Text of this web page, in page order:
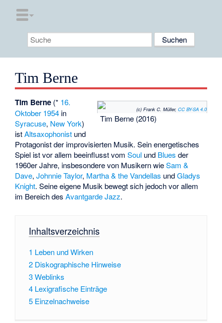
Tim Berne
(c) Frank C. Müller, CC BY-SA 4.0
Tim Berne (2016)
Tim Berne (* 16.
Oktober 1954 in
Syracuse, New York)
istAltsaxophonist und
Protagonist der improvisierten Musik. Sein energetisches
Spiel ist vor allem beeinflusst vomSoul und Blues der
1960er Jahre, insbesondere von Musikern wieSam &
Dave,Johnnie Taylor, Martha & the Vandellas undGladys
Knight. Seine eigene Musik bewegt sich jedoch vor allem
im Bereich desAvantgarde Jazz.
Inhaltsverzeichnis
1 Leben und Wirken
2 Diskographische Hinweise
3Weblinks
4 Lexigrafische Einträge
5 Einzelnachweise